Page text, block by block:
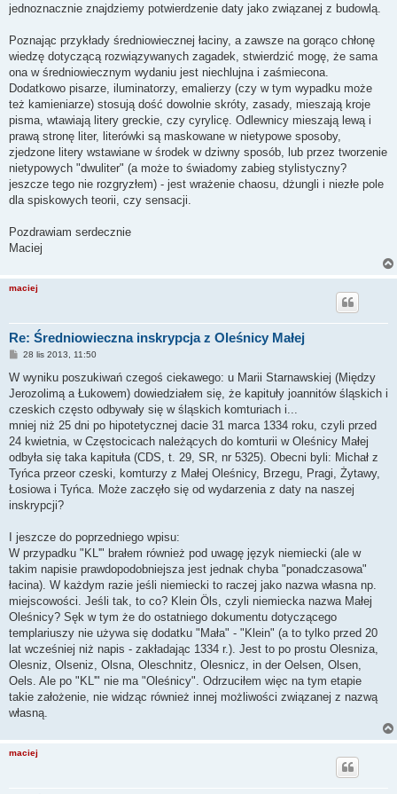
jednoznacznie znajdziemy potwierdzenie daty jako związanej z budowlą.
Poznając przykłady średniowiecznej łaciny, a zawsze na gorąco chłonę
wiedzę dotyczącą rozwiązywanych zagadek, stwierdzić mogę, że sama
ona w średniowiecznym wydaniu jest niechlujna i zaśmiecona.
Dodatkowo pisarze, iluminatorzy, emalierzy (czy w tym wypadku może
też kamieniarze) stosują dość dowolnie skróty, zasady, mieszają kroje
pisma, wtawiają litery greckie, czy cyrylicę. Odlewnicy mieszają lewą i
prawą stronę liter, literówki są maskowane w nietypowe sposoby,
zjedzone litery wstawiane w środek w dziwny sposób, lub przez tworzenie
nietypowych "dwuliter" (a może to świadomy zabieg stylistyczny?
jeszcze tego nie rozgryzłem) - jest wrażenie chaosu, dżungli i niezłe pole
dla spiskowych teorii, czy sensacji.
Pozdrawiam serdecznie
Maciej
maciej
Re: Średniowieczna inskrypcja z Oleśnicy Małej
P
s
28 lis 2013, 11:50
W wyniku poszukiwań czegoś ciekawego: u Marii Starnawskiej (Między
Jerozolimą a Łukowem) dowiedziałem się, że kapituły joannitów śląskich i
czeskich często odbywały się w śląskich komturiach i...
mniej niż 25 dni po hipotetycznej dacie 31 marca 1334 roku, czyli przed
24 kwietnia, w Częstocicach należących do komturii w Oleśnicy Małej
odbyła się taka kapituła (CDS, t. 29, SR, nr 5325). Obecni byli: Michał z
Tyńca przeor czeski, komturzy z Małej Oleśnicy, Brzegu, Pragi, Żytawy,
Łosiowa i Tyńca. Może zaczęło się od wydarzenia z daty na naszej
inskrypcji?
I jeszcze do poprzedniego wpisu:
W przypadku "KL'" brałem również pod uwagę język niemiecki (ale w
takim napisie prawdopodobniejsza jest jednak chyba "ponadczasowa"
łacina). W każdym razie jeśli niemiecki to raczej jako nazwa własna np.
miejscowości. Jeśli tak, to co? Klein Öls, czyli niemiecka nazwa Małej
Oleśnicy? Sęk w tym że do ostatniego dokumentu dotyczącego
templariuszy nie używa się dodatku "Mała" - "Klein" (a to tylko przed 20
lat wcześniej niż napis - zakładając 1334 r.). Jest to po prostu Olesniza,
Olesniz, Olseniz, Olsna, Oleschnitz, Olesnicz, in der Oelsen, Olsen,
Oels. Ale po "KL'" nie ma "Oleśnicy". Odrzuciłem więc na tym etapie
takie założenie, nie widząc również innej możliwości związanej z nazwą
własną.
maciej